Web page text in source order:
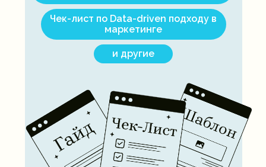
Чек-лист по Data-driven подходу в
маркетинге
и другие